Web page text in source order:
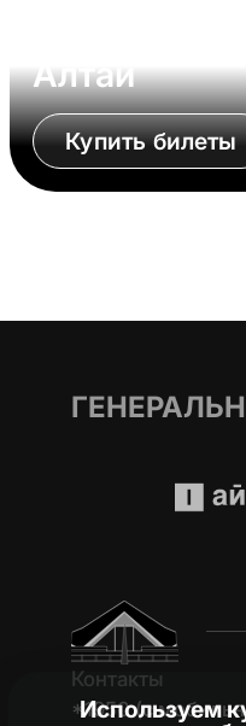
Алтай
Купить билеты
Контакты
*1950 (c
Используем